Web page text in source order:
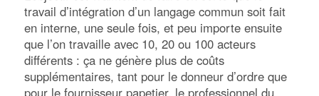
travail d’intégration d’un langage commun soit fait
en interne, une seule fois, et peu importe ensuite
que l’on travaille avec 10, 20 ou 100 acteurs
différents : ça ne génère plus de coûts
supplémentaires, tant pour le donneur d’ordre que
pour le fournisseur papetier, le professionnel du